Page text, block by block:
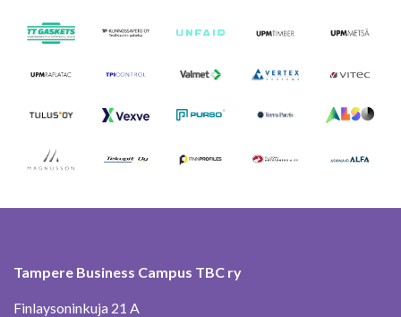
Tampere Business Campus TBC ry
Finlaysoninkuja 21 A